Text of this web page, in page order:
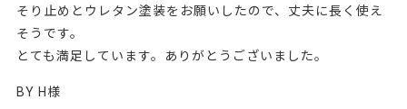
そり止めとウレタン塗装をお願いしたので、丈夫に長く使え
そうです。
とても満足しています。ありがとうございました。
BY H様